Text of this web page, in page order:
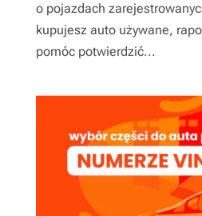
o pojazdach
kupujesz auto używane,
pomóc potwierdzić...